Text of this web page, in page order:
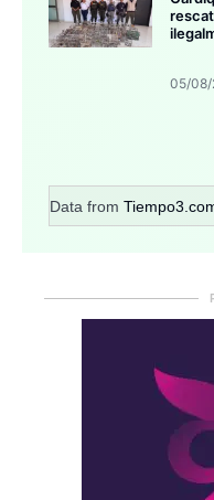
05/08/
Data from